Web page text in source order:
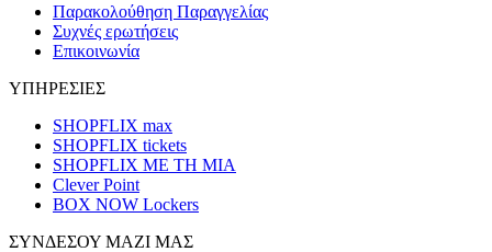
Παρακολούθηση Παραγγελίας
Συχνές ερωτήσεις
Επικοινωνία
ΥΠΗΡΕΣΙΕΣ
SHOPFLIX max
SHOPFLIX tickets
SHOPFLIX ΜΕ ΤΗ ΜΙΑ
Clever Point
BOX NOW Lockers
ΣΥΝΔΕΣΟΥ ΜΑΖΙ ΜΑΣ